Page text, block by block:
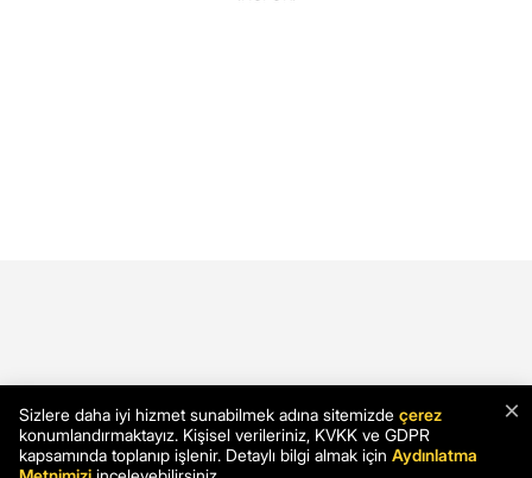
×
Sizlere daha iyi hizmet sunabilmek adına sitemizde çerez
konumlandırmaktayız. Kişisel verileriniz, KVKK ve GDPR
kapsamında toplanıp işlenir. Detaylı bilgi almak için Aydınlatma